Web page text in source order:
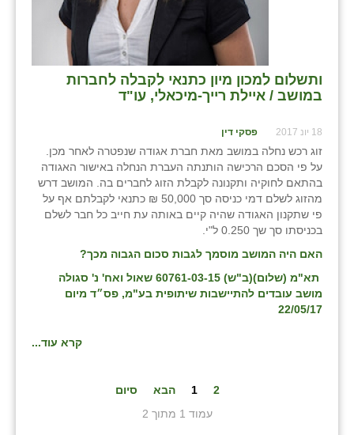
ותשלום למכון מיון כתנאי לקבלה לחברות
במושב / איילת רייך-מיכאלי, עו"ד
18 יונ 2017 פסקי דין
זוג רכש נחלה במושב מאת חברת אגודה שנפטרה לאחר מכן.
על פי הסכם הרכישה הותנתה העברת הנחלה באישור האגודה
בהתאם לחוקיה ותקנונה לקבלת הזוג לחברים בה. המושב דרש
מהזוג לשלם דמי כניסה סך 50,000 ₪ כתנאי לקבלתם אף על
פי שתקנון האגודה שהיה קיים באותה עת חייב כל חבר לשלם
בכניסתו סך שך 0.250 ל"י.
האם היה המושב מוסמך לגבות סכום הגבוה מכך?
תא"מ (שלום)(ב"ש) 60761-03-15 שאול ואח' נ' סגולה
מושב עובדים להתיישבות שיתופית בע"מ, פס״ד מיום
22/05/17
קרא עוד...
1 2 הבא
סיום
עמוד 1 מתוך 2